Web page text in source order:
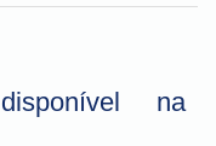
na